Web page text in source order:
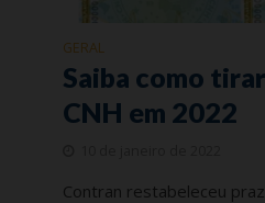
GERAL
Saiba como
CNH em 2022
Contran restabeleceu